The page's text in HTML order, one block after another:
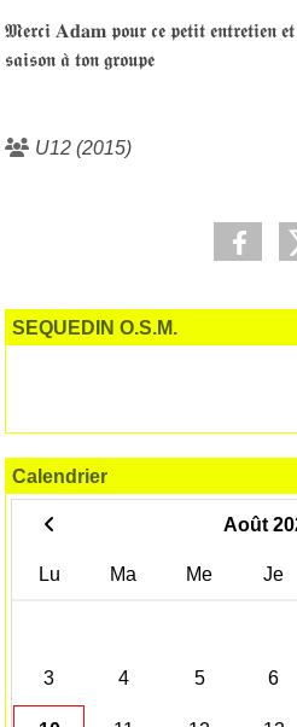
𝕸𝖊𝖗𝖈𝖎 𝐀𝐝𝐚𝐦 𝖕𝖔𝖚𝖗 𝖈𝖊 𝖕𝖊𝖙𝖎𝖙 𝖊𝖓𝖙𝖗𝖊𝖙𝖎𝖊𝖓
𝖘𝖆𝖎𝖘𝖔𝖓 𝖆̀ 𝖙𝖔𝖓 𝖌𝖗𝖔𝖚𝖕𝖊
U12 (2015)
SEQUEDIN O.S.M.
Calendrier
Août
Lu Ma Me Je
3 4 5 6